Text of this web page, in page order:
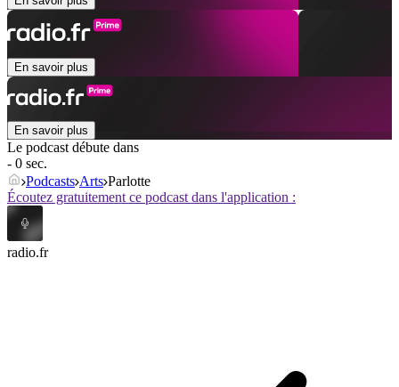
En savoir plus
En savoir plus
Le podcast débute dans
- 0 sec.
Podcasts Arts Parlotte
Écoutez gratuitement ce podcast dans l'application :
radio.fr